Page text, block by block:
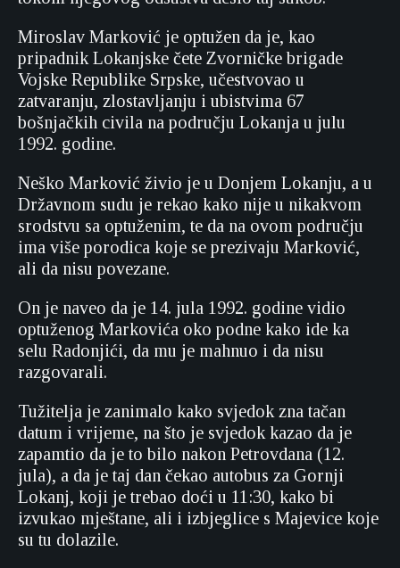
Miroslav Marković je optužen da je, kao
pripadnik Lokanjske čete Zvorničke brigade
Vojske Republike Srpske, učestvovao u
zatvaranju, zlostavljanju i ubistvima 67
bošnjačkih civila na području Lokanja u julu
1992. godine.
Neško Marković živio je u Donjem Lokanju, a u
Državnom sudu je rekao kako nije u nikakvom
srodstvu sa optuženim, te da na ovom području
ima više porodica koje se prezivaju Marković,
ali da nisu povezane.
On je naveo da je 14. jula 1992. godine vidio
optuženog Markovića oko podne kako ide ka
selu Radonjići, da mu je mahnuo i da nisu
razgovarali.
Tužitelja je zanimalo kako svjedok zna tačan
datum i vrijeme, na što je svjedok kazao da je
zapamtio da je to bilo nakon Petrovdana (12.
jula), a da je taj dan čekao autobus za Gornji
Lokanj, koji je trebao doći u 11:30, kako bi
izvukao mještane, ali i izbjeglice s Majevice koje
su tu dolazile.